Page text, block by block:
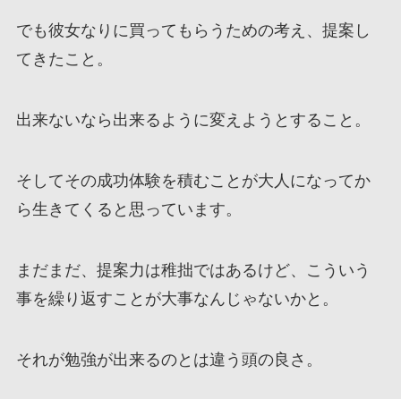
でも彼女なりに買ってもらうための考え、提案し
てきたこと。
出来ないなら出来るように変えようとすること。
そしてその成功体験を積むことが大人になってか
ら生きてくると思っています。
まだまだ、提案力は稚拙ではあるけど、こういう
事を繰り返すことが大事なんじゃないかと。
それが勉強が出来るのとは違う頭の良さ。